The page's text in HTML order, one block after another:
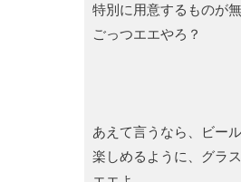
特別に用意するものが
ごっつエエやろ？
あえて言うなら、ビー
楽しめるように、グラ